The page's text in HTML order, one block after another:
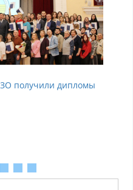
получили дипломы